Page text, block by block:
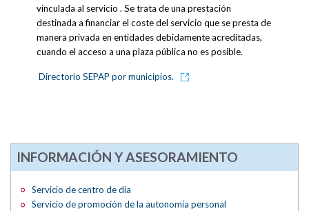
vinculada al servicio . Se trata de una prestación
destinada a financiar el coste del servicio que se presta de
manera privada en entidades debidamente acreditadas,
cuando el acceso a una plaza pública no es posible.
Directorio SEPAP por municipios.
INFORMACIÓN Y ASESORAMIENTO
Servicio de centro de día
Servicio de promoción de la autonomía personal